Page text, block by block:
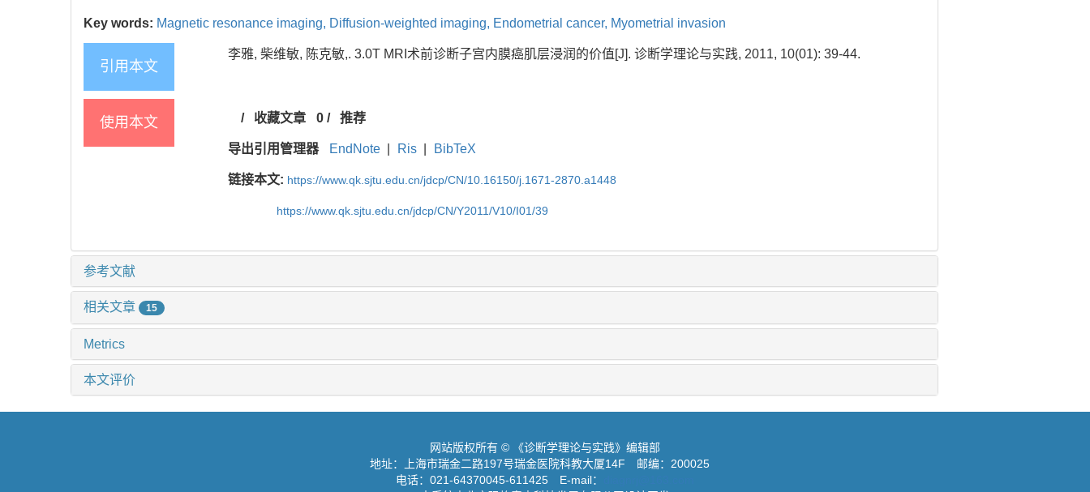
Key words: Magnetic resonance imaging, Diffusion-weighted imaging, Endometrial cancer, Myometrial invasion
引用本文
李雅, 柴维敏, 陈克敏,. 3.0T MRI术前诊断子宫内膜癌肌层浸润的价值[J]. 诊断学理论与实践, 2011, 10(01): 39-44.
使用本文 / 收藏文章 0/ 推荐
导出引用管理器 EndNote Ris BibTeX
链接本文: https://www.qk.sjtu.edu.cn/jdcp/CN/10.16150/j.1671-2870.a1448
https://www.qk.sjtu.edu.cn/jdcp/CN/Y2011/V10/I01/39
参考文献
相关文章 15
Metrics
本文评价
网站版权所有 © 《诊断学理论与实践》编辑部
地址：上海市瑞金二路197号瑞金医院科教大厦14F 邮编：200025
电话：021-64370045-611425 E-mail：